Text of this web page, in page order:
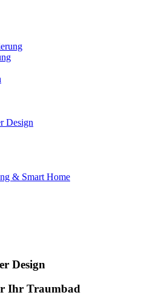
Design
& Smart Home
Design
Ihr Traumbad